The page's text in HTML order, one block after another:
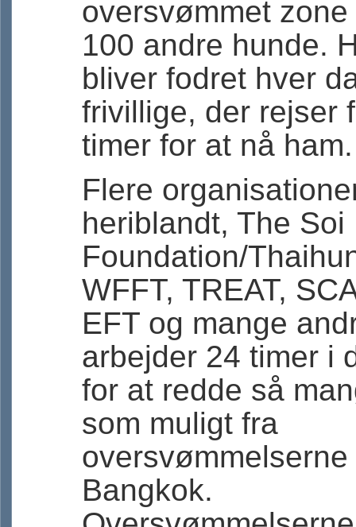
oversvømmet zone
100 andre hunde.
bliver fodret hver
frivillige, der rejser
timer for at nå ham.
Flere
heriblandt, The Soi
Foundation/
WFFT, TREAT,
EFT og mange
arbejder 24 timer i
for at redde så
som muligt fra
oversvømmelserne
Bangkok.